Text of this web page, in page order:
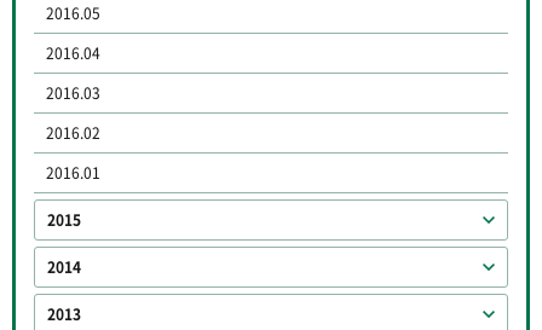
2016.05
2016.04
2016.03
2016.02
2016.01
2015
2014
2013